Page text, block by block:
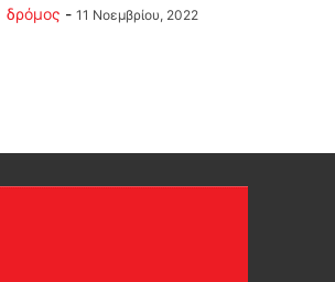
δρόμος - 11 Νοεμβρίου, 2022